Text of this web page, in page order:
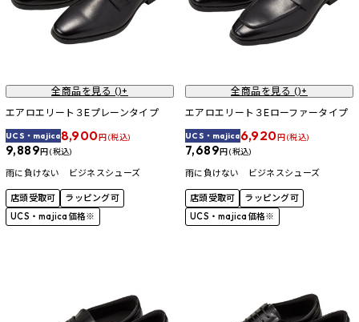
全商品を見る ()+
エアロエリート３Eプレーンタイプ
UCS・majica8,900円 (税込)
9,889円 (税込)
雨に負けない ビジネスシューズ
店頭受取可
ラッピング可
UCS・majica価格※
全商品を見る ()+
エアロエリート３Eローファータイプ
UCS・majica6,920円 (税込)
7,689円 (税込)
雨に負けない ビジネスシューズ
店頭受取可
ラッピング可
UCS・majica価格※